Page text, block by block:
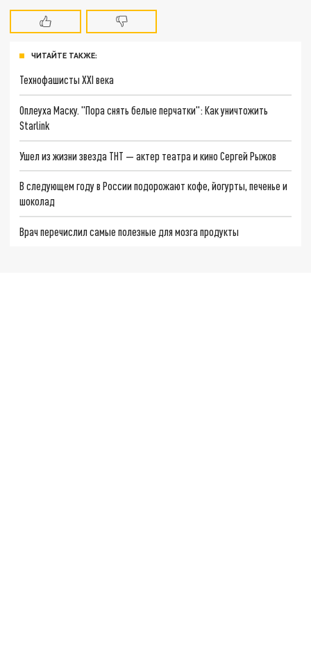
ЧИТАЙТЕ ТАКЖЕ:
Технофашисты XXI века
Оплеуха Маску. "Пора снять белые перчатки": Как уничтожить
Starlink
Ушел из жизни звезда ТНТ — актер театра и кино Сергей Рыжов
В следующем году в России подорожают кофе, йогурты, печенье и
шоколад
Врач перечислил самые полезные для мозга продукты